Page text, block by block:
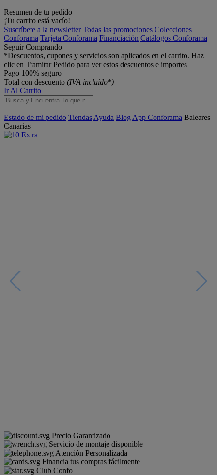
Resumen de tu pedido
¡Tu carrito está vacío!
Suscríbete a la newsletter Todas las promociones Colecciones
Conforama Tarjeta Conforama Financiación Catálogos Conforama
Seguir Comprando
*Descuentos, cupones y servicios son aplicados en el carrito. Haz
clic en Tramitar Pedido para ver estos descuentos e importes
Pago 100% seguro
Total con descuento (IVA incluido*)
Ir Al Carrito
Estado de mi pedido Tiendas Ayuda Blog App Conforama Baleares
Canarias
Precio Garantizado
Servicio de montaje disponible
Atención Personalizada
Financia tus compras fácilmente
Club Confo